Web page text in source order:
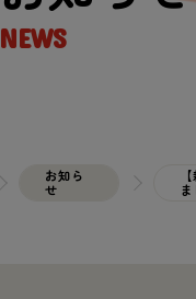
NEWS
お知ら
せ